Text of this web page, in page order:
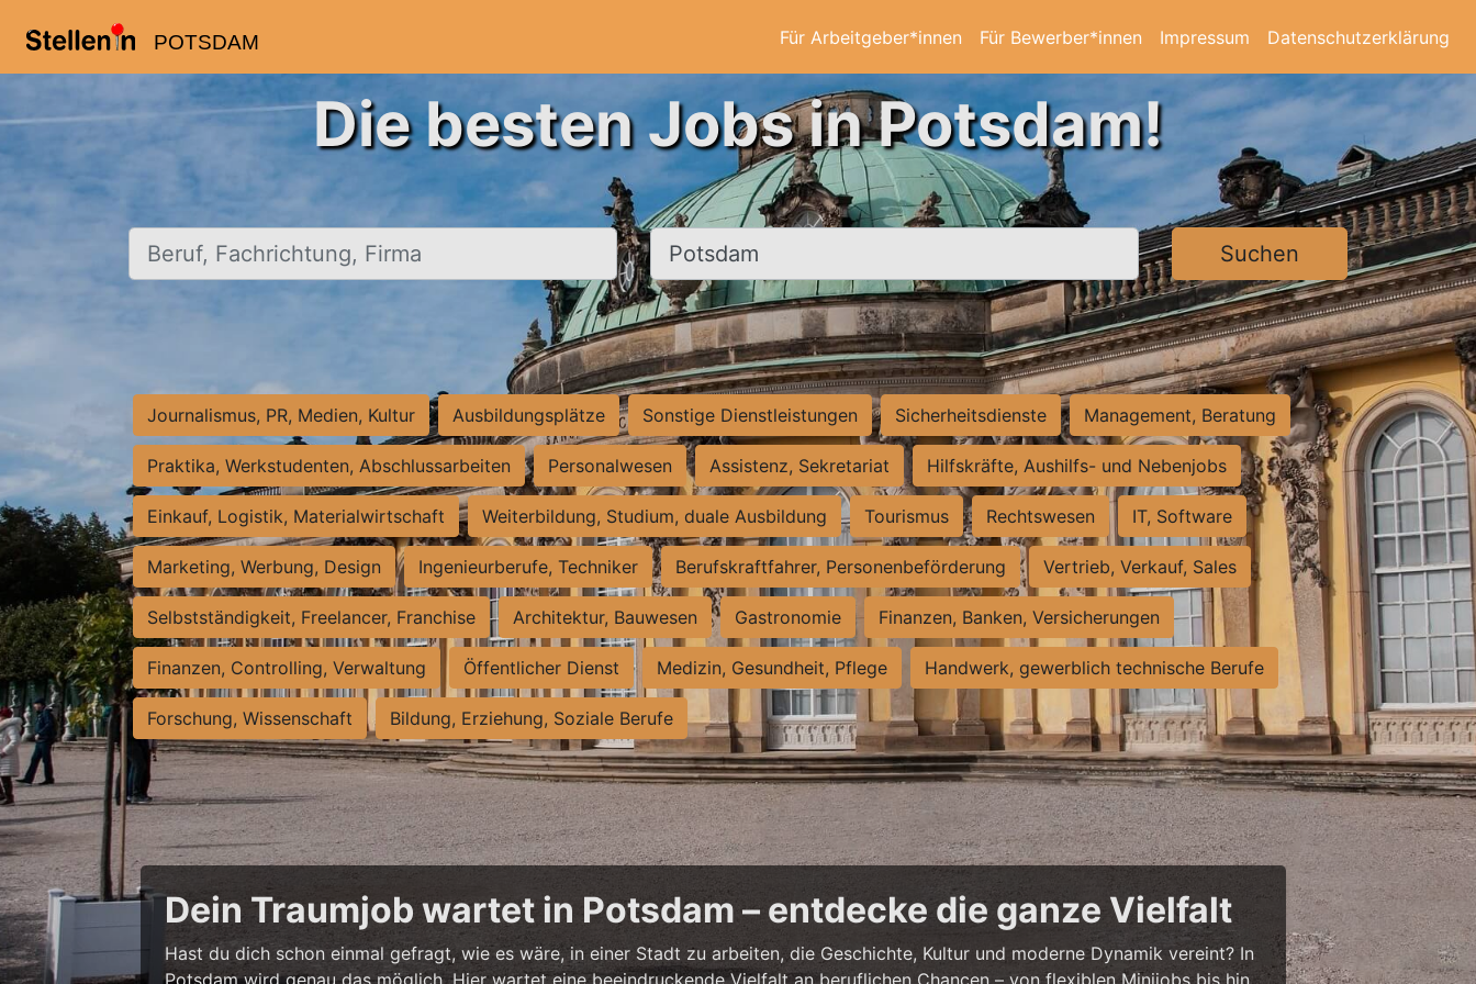
POTSDAM Für Arbeitgeber*innen Für Bewerber*innen Impressum Datenschutzerklärung
Die besten Jobs in Potsdam!
Beruf, Fachrichtung, Firma Ort, Stadt Suchen
Journalismus, PR, Medien, Kultur Ausbildungsplätze Sonstige Dienstleistungen Sicherheitsdienste Management, Beratung
Praktika, Werkstudenten, Abschlussarbeiten Personalwesen Assistenz, Sekretariat Hilfskräfte, Aushilfs- und Nebenjobs
Einkauf, Logistik, Materialwirtschaft Weiterbildung, Studium, duale Ausbildung Tourismus Rechtswesen IT, Software
Marketing, Werbung, Design Ingenieurberufe, Techniker Berufskraftfahrer, Personenbeförderung Vertrieb, Verkauf, Sales
Selbstständigkeit, Freelancer, Franchise Architektur, Bauwesen Gastronomie Finanzen, Banken, Versicherungen
Finanzen, Controlling, Verwaltung Öffentlicher Dienst Medizin, Gesundheit, Pflege Handwerk, gewerblich technische Berufe
Forschung, Wissenschaft Bildung, Erziehung, Soziale Berufe
Dein Traumjob wartet in Potsdam – entdecke die ganze Vielfalt
Hast du dich schon einmal gefragt, wie es wäre, in einer Stadt zu arbeiten, die Geschichte, Kultur und moderne Dynamik vereint? In